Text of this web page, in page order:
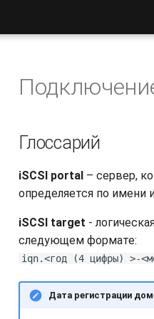
Глоссарий
iSCSI portal – сервер,
определяется по имени
iSCSI target -
следующем формате:
iqn.<год (4 цифры) >-
Дата регистрации